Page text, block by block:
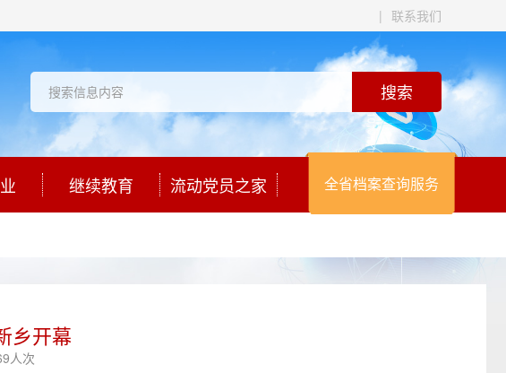
联系我们
|
继续教育 流动党员之家 全省档案查询服务
乡开幕
人次